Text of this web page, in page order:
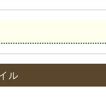
ル